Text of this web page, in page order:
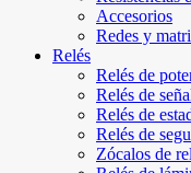
Accesorios
Redes y
Relés
Relés de
Relés de
Relés de
Relés de
Zócalos de